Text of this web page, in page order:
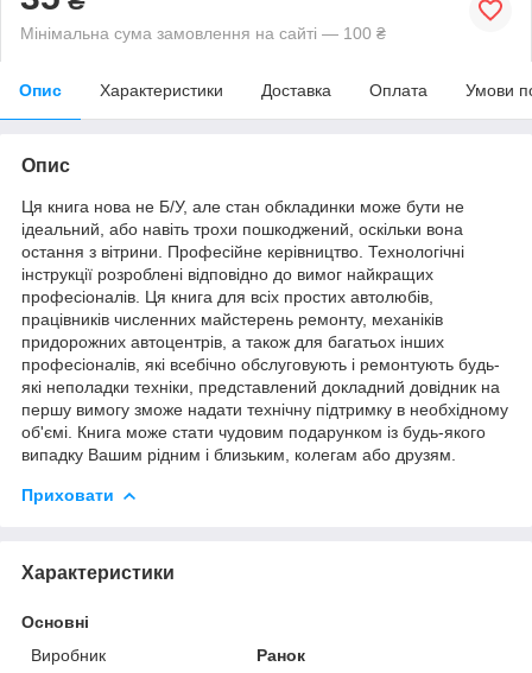
Мінімальна сума замовлення на сайті — 100 ₴
Опис Характеристики Доставка Оплата Умови
Опис
Ця книга нова не Б/У, але стан обкладинки може бути не
ідеальний, або навіть трохи пошкоджений, оскільки вона
остання з вітрини. Професійне керівництво. Технологічні
інструкції розроблені відповідно до вимог найкращих
професіоналів. Ця книга для всіх простих автолюбів,
працівників численних майстерень ремонту, механіків
придорожних автоцентрів, а також для багатьох інших
професіоналів, які всебічно обслуговують і ремонтують будь-
які неполадки техніки, представлений докладний довідник на
першу вимогу зможе надати технічну підтримку в необхідному
об'ємі. Книга може стати чудовим подарунком із будь-якого
випадку Вашим рідним і близьким, колегам або друзям.
Приховати
Характеристики
Основні
Виробник
Ранок